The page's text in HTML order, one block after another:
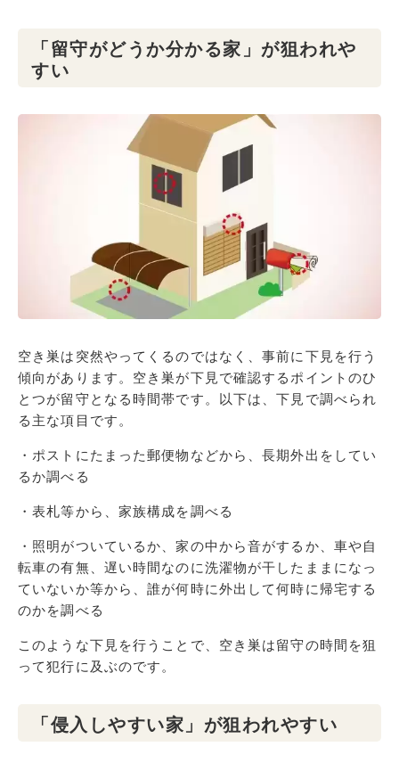
「留守がどうか分かる家」が狙われや
すい
空き巣は突然やってくるのではなく、事前に下見を行う
傾向があります。空き巣が下見で確認するポイントのひ
とつが留守となる時間帯です。以下は、下見で調べられ
る主な項目です。
・ポストにたまった郵便物などから、長期外出をしてい
るか調べる
・表札等から、家族構成を調べる
・照明がついているか、家の中から音がするか、車や自
転車の有無、遅い時間なのに洗濯物が干したままになっ
ていないか等から、誰が何時に外出して何時に帰宅する
のかを調べる
このような下見を行うことで、空き巣は留守の時間を狙
って犯行に及ぶのです。
「侵入しやすい家」が狙われやすい